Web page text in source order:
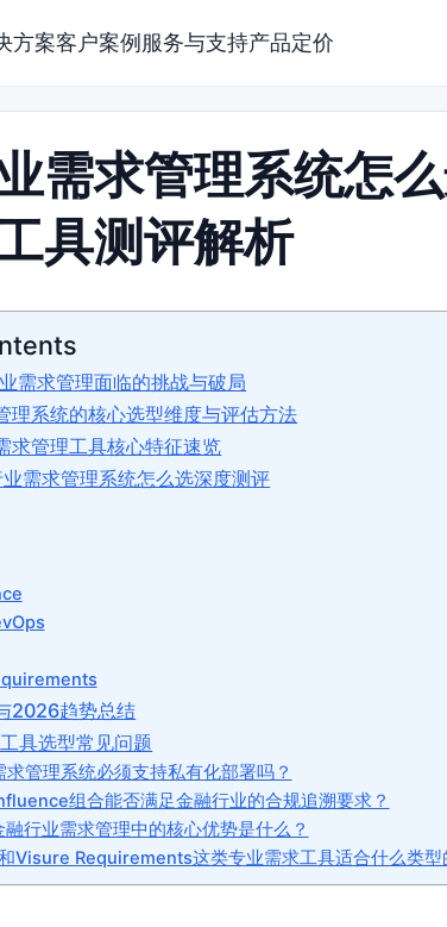
方案客户案例 服务与支持产品定价
需求管理系统怎
具测评解析
需求管理面临的挑战与破局
理系统的核心选型维度与评估方法
求管理工具核心特征速览
需求管理系统怎么选深度测评
2026趋势总结
具选型常见问题
求管理系统必须支持私有化部署吗？
组合能否满足金融行业的合规追溯要求？
融行业需求管理中的核心优势是什么？
Visure Requirements这类专业需求工具适合什么类型